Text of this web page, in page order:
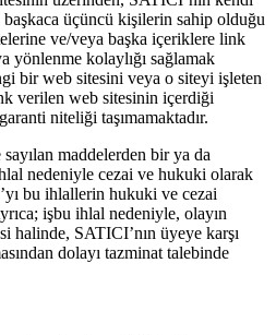
üçüncü kişilerin sahip olduğu
ve/veya başka içeriklere link
kolaylığı sağlamak
bir web sitesini veya o siteyi işleten
verilen web sitesinin içerdiği
niteliği taşımamaktadır.
maddelerden bir ya da
nedeniyle cezai ve hukuki olarak
bu ihlallerin hukuki ve cezai
işbu ihlal nedeniyle, olayın
halinde, SATICI’nın üyeye karşı
dolayı tazminat talebinde